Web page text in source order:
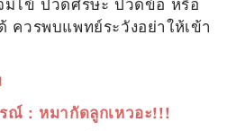
ควรพบแพทย์ระวังอย่าให้เข้า
ณ์ : หมากัดลูกเหวอะ!!!